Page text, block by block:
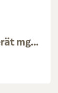
BEURER GL44 Blutzuckermessgerät mg/dl